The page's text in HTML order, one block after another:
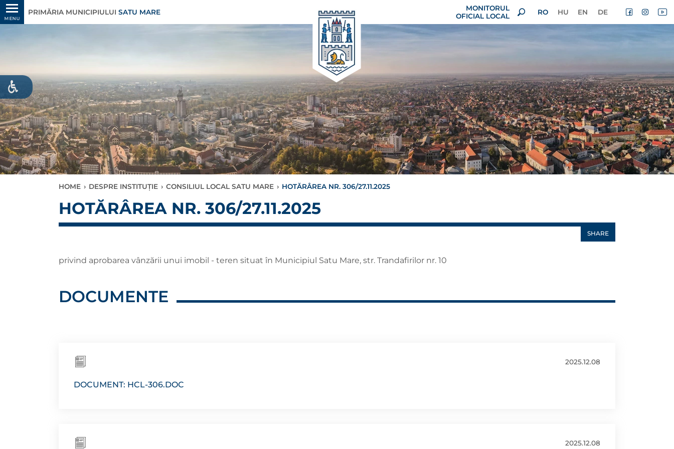
MENU
PRIMĂRIA MUNICIPIULUI SATU MARE
MONITORUL
OFICIAL LOCAL
RO HU EN DE
HOME › DESPRE INSTITUȚIE › CONSILIUL LOCAL SATU MARE › HOTĂRÂREA NR. 306/27.11.2025
HOTĂRÂREA NR. 306/27.11.2025
SHARE
privind aprobarea vânzării unui imobil - teren situat în Municipiul Satu Mare, str. Trandafirilor nr. 10
DOCUMENTE
2025.12.08
DOCUMENT: HCL-306.DOC
2025.12.08